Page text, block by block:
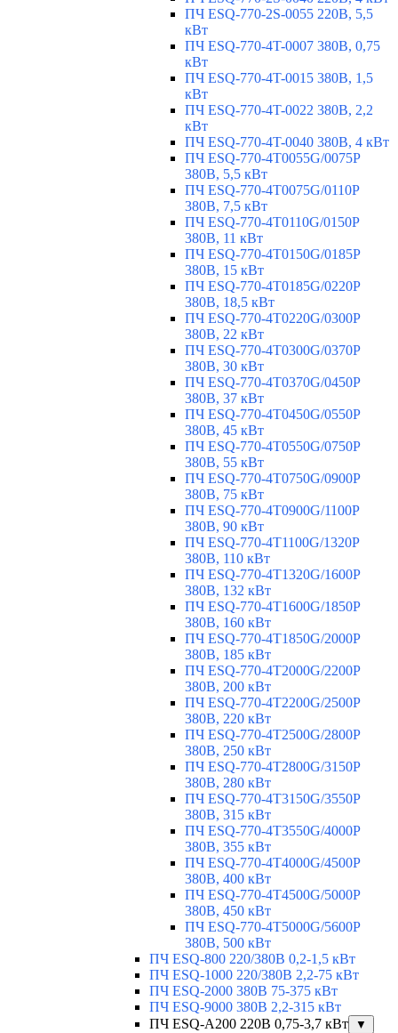
ПЧ ESQ-770-2S-0055 220В, 5,5
кВт
ПЧ ESQ-770-4T-0007 380В, 0,75
кВт
ПЧ ESQ-770-4T-0015 380В, 1,5
кВт
ПЧ ESQ-770-4T-0022 380В, 2,2
кВт
ПЧ ESQ-770-4T-0040 380В, 4 кВт
ПЧ ESQ-770-4T0055G/0075P
380В, 5,5 кВт
ПЧ ESQ-770-4T0075G/0110P
380В, 7,5 кВт
ПЧ ESQ-770-4T0110G/0150P
380В, 11 кВт
ПЧ ESQ-770-4T0150G/0185P
380В, 15 кВт
ПЧ ESQ-770-4T0185G/0220P
380В, 18,5 кВт
ПЧ ESQ-770-4T0220G/0300P
380В, 22 кВт
ПЧ ESQ-770-4T0300G/0370P
380В, 30 кВт
ПЧ ESQ-770-4T0370G/0450P
380В, 37 кВт
ПЧ ESQ-770-4T0450G/0550P
380В, 45 кВт
ПЧ ESQ-770-4T0550G/0750P
380В, 55 кВт
ПЧ ESQ-770-4T0750G/0900P
380В, 75 кВт
ПЧ ESQ-770-4T0900G/1100P
380В, 90 кВт
ПЧ ESQ-770-4T1100G/1320P
380В, 110 кВт
ПЧ ESQ-770-4T1320G/1600P
380В, 132 кВт
ПЧ ESQ-770-4T1600G/1850P
380В, 160 кВт
ПЧ ESQ-770-4T1850G/2000P
380В, 185 кВт
ПЧ ESQ-770-4T2000G/2200P
380В, 200 кВт
ПЧ ESQ-770-4T2200G/2500P
380В, 220 кВт
ПЧ ESQ-770-4T2500G/2800P
380В, 250 кВт
ПЧ ESQ-770-4T2800G/3150P
380В, 280 кВт
ПЧ ESQ-770-4T3150G/3550P
380В, 315 кВт
ПЧ ESQ-770-4T3550G/4000P
380В, 355 кВт
ПЧ ESQ-770-4T4000G/4500P
380В, 400 кВт
ПЧ ESQ-770-4T4500G/5000P
380В, 450 кВт
ПЧ ESQ-770-4T5000G/5600P
380В, 500 кВт
ПЧ ESQ-800 220/380В 0,2-1,5 кВт
ПЧ ESQ-1000 220/380В 2,2-75 кВт
ПЧ ESQ-2000 380В 75-375 кВт
ПЧ ESQ-9000 380В 2,2-315 кВт
ПЧ ESQ-A200 220В 0,75-3,7 кВт
▼